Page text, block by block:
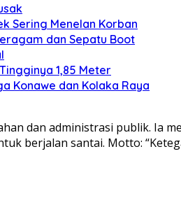
Sering Menelan Korban
dan Sepatu Boot
1,85 Meter
Konawe dan Kolaka Raya
dan administrasi publik. Ia
berjalan santai. Motto: